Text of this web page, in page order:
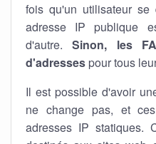
fois qu'un utilisateur se
adresse IP publique
d'autre.Sinon, les
d'adresses pour tous
Il est possible d'avoir
ne change pas, et
adresses IP statiques.